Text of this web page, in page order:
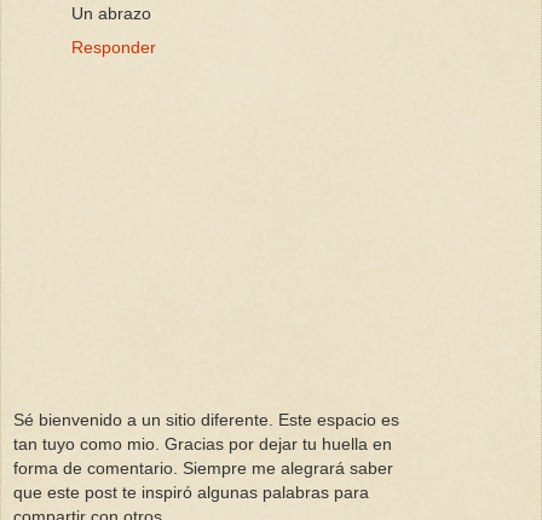
Un abrazo
Responder
Sé bienvenido a un sitio diferente. Este espacio es
tan tuyo como mio. Gracias por dejar tu huella en
forma de comentario. Siempre me alegrará saber
que este post te inspiró algunas palabras para
compartir con otros.